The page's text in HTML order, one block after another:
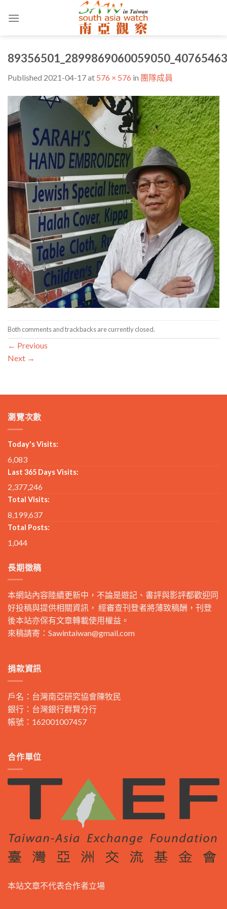
Published 2021-04-17at 576 × 576 in 團隊成員
Both comments and trackbacks are currently closed.
← Previous
Next →
瀏覽次數
Today's Visits:
6,083
Last 365 Days Visits:
2,377,246
Total Visits:
8,199,637
Total Posts:
1,044
長期徵稿
本網站內容陸續更新中，不論是遊記、書評與影評都歡迎同
好投稿與提供相關資訊， 經審查刊登者將薄致稿酬，刊登
後本站亦保有文章轉載使用權益。
來稿請寄： Sawintaiwan@gmail.com
捐款資訊
戶名：台灣南亞研究協會陳牧民
銀行：台灣銀行群賢分行
帳號：162001007457
合作單位
本站文章不代表合作者立場